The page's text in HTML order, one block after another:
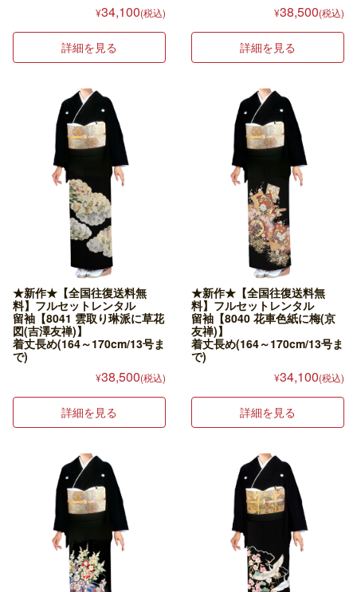
¥34,100(税込)
詳細を見る
¥38,500(税込)
詳細を見る
★新作★【全国往復送料無
料】フルセットレンタル
留袖【8041 雲取り琳派に草花
図(吉澤友禅)】
着丈長め(164～170cm/13号ま
で)
¥38,500(税込)
詳細を見る
★新作★【全国往復送料無
料】フルセットレンタル
留袖【8040 花車色紙に梅(京
友禅)】
着丈長め(164～170cm/13号ま
で)
¥34,100(税込)
詳細を見る